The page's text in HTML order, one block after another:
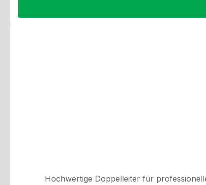
Hochwertige Doppelleiter für